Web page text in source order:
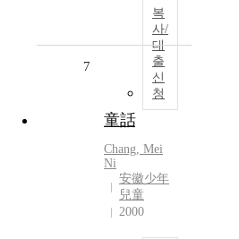
복
사/
대
출
신
청
7
童話
Chang, Mei
Ni
安徽少年
兒童
2000